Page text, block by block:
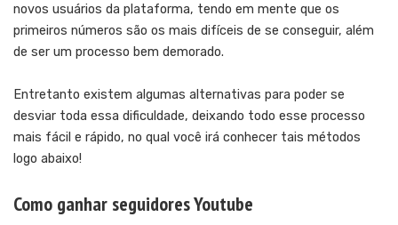
novos usuários da plataforma, tendo em mente que os
primeiros números são os mais difíceis de se conseguir, além
de ser um processo bem demorado.
Entretanto existem algumas alternativas para poder se
desviar toda essa dificuldade, deixando todo esse processo
mais fácil e rápido, no qual você irá conhecer tais métodos
logo abaixo!
Como ganhar seguidores Youtube